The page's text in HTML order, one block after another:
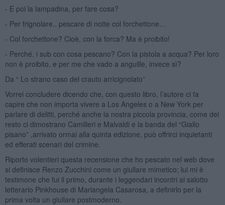
- E poi la lampadina, per fare cosa?
- Per frignolare.. pescare di notte col forchettone…
- Col forchettone? Cioè, con la forca? Ma è proibito!
- Perché, i sub con cosa pescano? Con la pistola a acqua? Per loro
non è proibito, e per me che vado a anguille, invece sì?
Da “ Lo strano caso del crauto arricignolato”
Vorrei concludere dicendo che, con questo libro, l’autore ci fa
capire che non importa vivere a Los Angeles o a New York per
parlare di delitti, perché anche la nostra piccola provincia, come del
resto ci dimostrano Camilleri e Malvaldi e la banda del “Giallo
pisano” ,arrivato ormai alla quinta edizione, può offrirci inquietanti
ed efferati scenari del crimine.
Riporto volentieri questa recensione che ho pescato nel web dove
si definisce Renzo Zucchini come un giullare mimetico; lui mi è
testimone che fui il primo, durante i leggendari incontri al salotto
letterario Pinkhouse di Mariangela Casarosa, a definirlo per la
prima volta un giullare postmoderno.